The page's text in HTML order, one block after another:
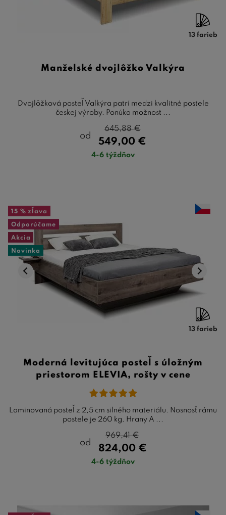
13 farieb
Manželské dvojlôžko Valkýra
Dvojlôžková posteľ Valkýra patrí medzi kvalitné postele
českej výroby. Ponúka možnost ...
od
549,00 €
645,88€
4-6 týždňov
15 % zľava
Odporúčame
Akcia
Novinka
13 farieb
Moderná levitujúca posteľ s úložným
priestorom ELEVIA, rošty v cene
Laminovaná posteľ z 2,5 cm silného materiálu. Nosnosť rámu
postele je 260 kg. Hrany A ...
od
824,00 €
969,41€
4-6 týždňov